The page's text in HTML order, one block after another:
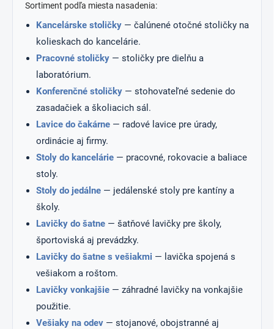
Sortiment podľa miesta nasadenia:
Kancelárske stoličky — čalúnené otočné stoličky na
kolieskach do kancelárie.
Pracovné stoličky — stoličky pre dielňu a
laboratórium.
Konferenčné stoličky — stohovateľné sedenie do
zasadačiek a školiacich sál.
Lavice do čakárne — radové lavice pre úrady,
ordinácie aj firmy.
Stoly do kancelárie — pracovné, rokovacie a baliace
stoly.
Stoly do jedálne — jedálenské stoly pre kantíny a
školy.
Lavičky do šatne — šatňové lavičky pre školy,
športoviská aj prevádzky.
Lavičky do šatne s vešiakmi — lavička spojená s
vešiakom a roštom.
Lavičky vonkajšie — záhradné lavičky na vonkajšie
použitie.
Vešiaky na odev — stojanové, obojstranné aj